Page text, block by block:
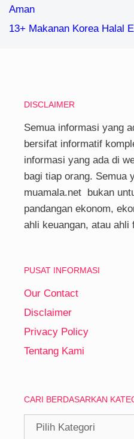
Aman
13+ Makanan Korea Halal
DISCLAIMER
Semua informasi yang
bersifat informatif
informasi yang ada di
bagi tiap orang. Semua
muamala.net bukan
pandangan ekonom,
ahli keuangan, atau ahli
PUSAT INFORMASI
Our Contact
Disclaimer
Privacy Policy
Tentang Kami
CARI BERDASARKAN
Cari